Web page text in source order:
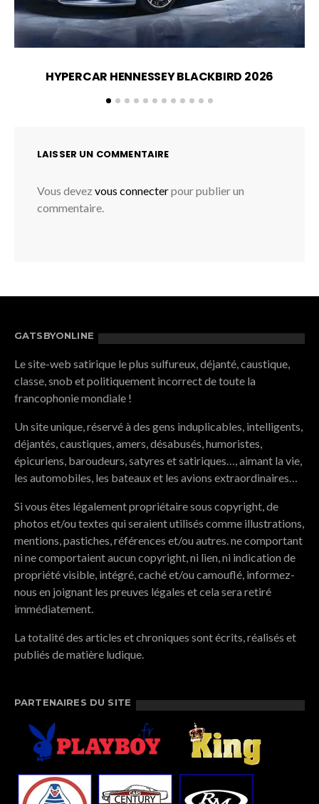
HYPERCAR HENNESSEY BLACKBIRD 2026
LAISSER UN COMMENTAIRE
Vous devez vous connecterpour publier un
commentaire.
GATSBYONLINE
Le site-web satirique le plus sulfureux, déjanté, caustique,
classe, snob et politiquement incorrect de toute la
francophonie mondiale !
Un site unique, réservé à des gens induplicables, intelligents,
déjantés, caustiques, amers, désabusés, humoristes,
épicuriens, baroudeurs, satyres et satiriques…, aimant la vie,
les automobiles, les bateaux et les avions extraordinaires…
Si vous êtes légalement propriétaire sous copyright, de
photos et/ou textes qui seraient utilisés comme illustrations,
mentions, pastiches, références et/ou autres. ne comportant
ni ne comportaient aucun copyright, ni lien, ni indication de
propriété visible, intégré, caché et/ou camouflé, informez-
nous en joignant les preuves légales et cela sera retiré
immédiatement.
La totalité des articles et chroniques sont écrits, réalisés et
publiés de matière ludique.
PARTENAIRES DU SITE